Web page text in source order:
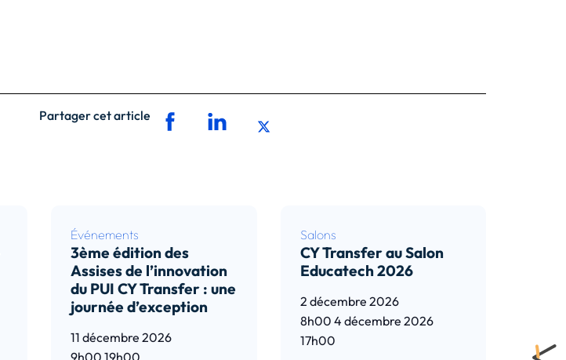
Partager cet article
Événements
3ème édition des
Assises de l’innovation
du PUI CY Transfer : une
journée d’exception
11 décembre 2026
Salons
CY Transfer au Salon
Educatech 2026
2 décembre 2026
8h00 4 décembre 2026
17h00